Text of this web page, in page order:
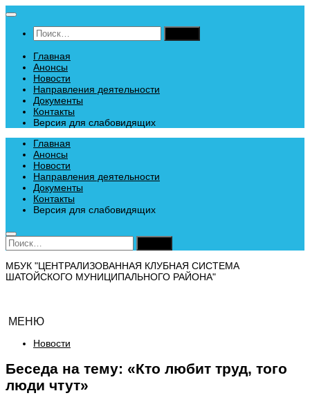
Перейти
содержимому
Найти:
Главная
Анонсы
Новости
Направления деятельности
Документы
Контакты
Версия для слабовидящих
Главная
Анонсы
Новости
Направления деятельности
Документы
Контакты
Версия для слабовидящих
Найти:
МБУК "ЦЕНТРАЛИЗОВАННАЯ КЛУБНАЯ СИСТЕМА
ШАТОЙСКОГО МУНИЦИПАЛЬНОГО РАЙОНА"
МЕНЮ
Новости
Беседа на тему: «Кто любит труд, того
люди чтут»